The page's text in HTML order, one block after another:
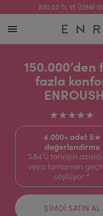
850,00 TL VE ÜZERI
fazla
★★★★★
4.000+ adet 5★
değerlendirme
%84’ü tahrişin
veya tamamen
söylüyor *
ŞİMDİ SATIN AL